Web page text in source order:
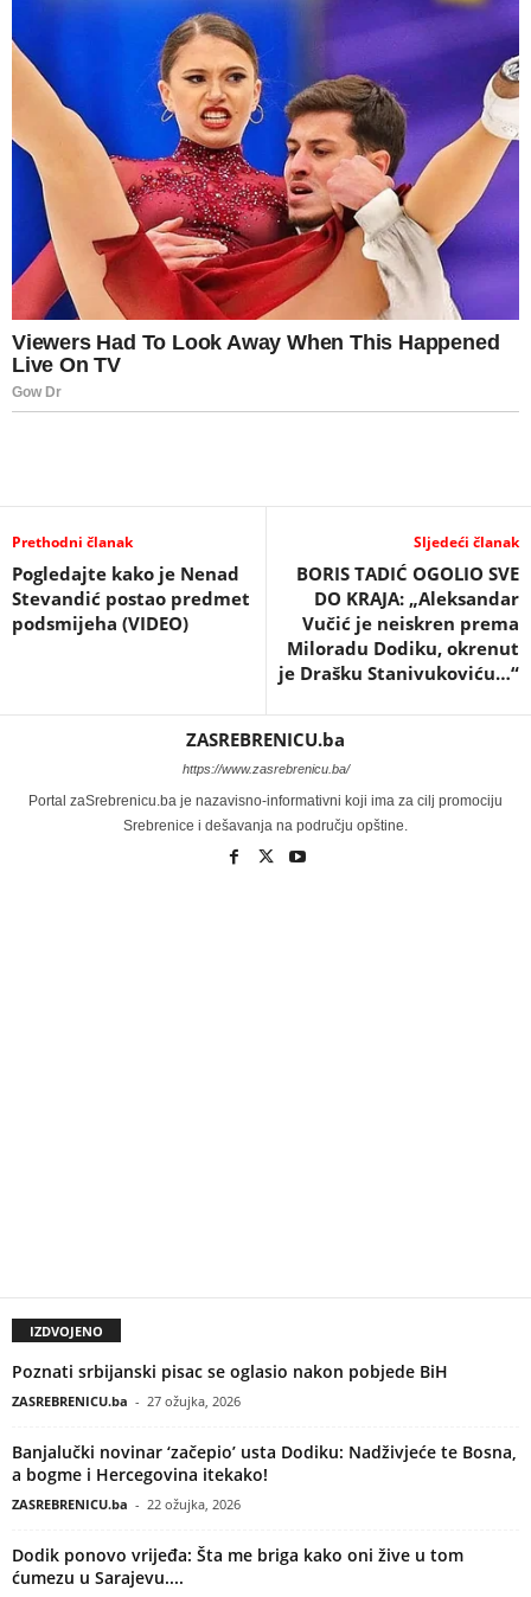
Prethodni članak
Pogledajte kako je Nenad
Stevandić postao predmet
podsmijeha (VIDEO)
Sljedeći članak
BORIS TADIĆ OGOLIO SVE
DO KRAJA: „Aleksandar
Vučić je neiskren prema
Miloradu Dodiku, okrenut
je Drašku Stanivukoviću…“
ZASREBRENICU.ba
https://www.zasrebrenicu.ba/
Portal zaSrebrenicu.ba je nazavisno-informativni koji ima za cilj promociju
Srebrenice i dešavanja na području opštine.
IZDVOJENO
Poznati srbijanski pisac se oglasio nakon pobjede BiH
ZASREBRENICU.ba - 27 ožujka, 2026
Banjalučki novinar ‘začepio’ usta Dodiku: Nadživjeće te Bosna,
a bogme i Hercegovina itekako!
ZASREBRENICU.ba - 22 ožujka, 2026
Dodik ponovo vrijeđa: Šta me briga kako oni žive u tom
ćumezu u Sarajevu....